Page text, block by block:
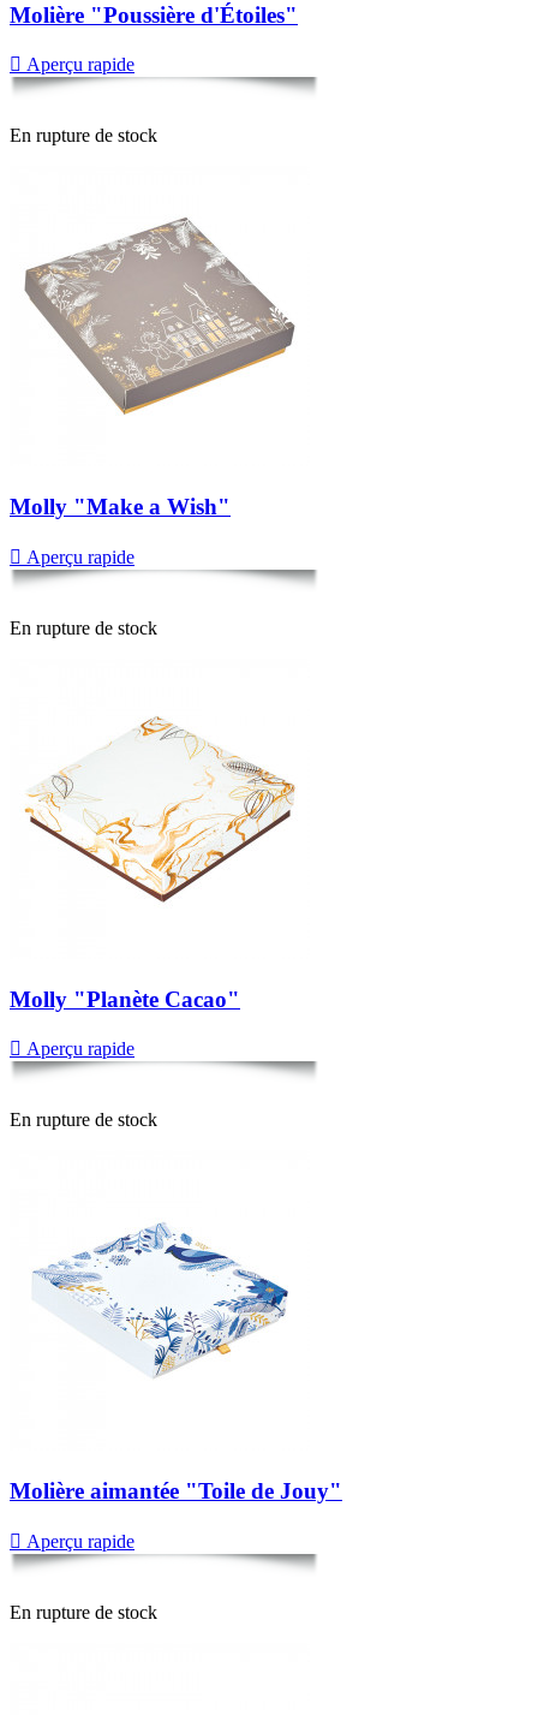
Molière "Poussière d'Étoiles"
 Aperçu rapide
En rupture de stock
Molly "Make a Wish"
 Aperçu rapide
En rupture de stock
Molly "Planète Cacao"
 Aperçu rapide
En rupture de stock
Molière aimantée "Toile de Jouy"
 Aperçu rapide
En rupture de stock